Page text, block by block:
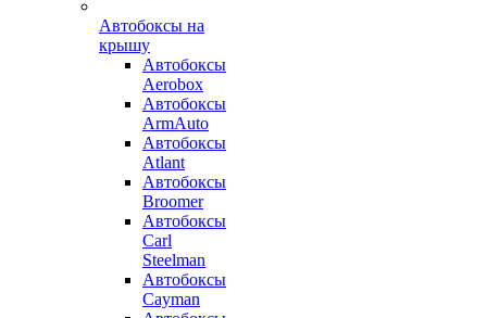
Автобоксы на
крышу
Автобоксы
Aerobox
Автобоксы
ArmAuto
Автобоксы
Atlant
Автобоксы
Broomer
Автобоксы
Carl
Steelman
Автобоксы
Cayman